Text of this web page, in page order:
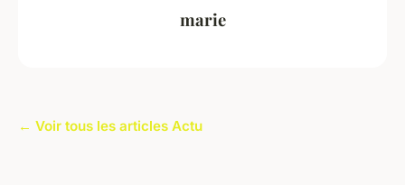
marie
← Voir tous les articles Actu